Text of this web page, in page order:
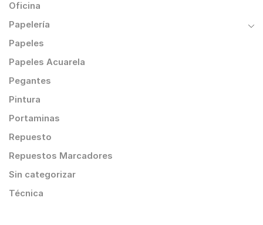
Oficina
Papelería
Papeles
Papeles Acuarela
Pegantes
Pintura
Portaminas
Repuesto
Repuestos Marcadores
Sin categorizar
Técnica